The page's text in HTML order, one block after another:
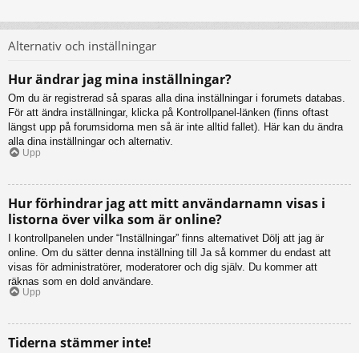
Alternativ och inställningar
Hur ändrar jag mina inställningar?
Om du är registrerad så sparas alla dina inställningar i forumets databas.
För att ändra inställningar, klicka på Kontrollpanel-länken (finns oftast
längst upp på forumsidorna men så är inte alltid fallet). Här kan du ändra
alla dina inställningar och alternativ.
Upp
Hur förhindrar jag att mitt användarnamn visas i
listorna över vilka som är online?
I kontrollpanelen under “Inställningar” finns alternativet Dölj att jag är
online. Om du sätter denna inställning till Ja så kommer du endast att
visas för administratörer, moderatorer och dig själv. Du kommer att
räknas som en dold användare.
Upp
Tiderna stämmer inte!